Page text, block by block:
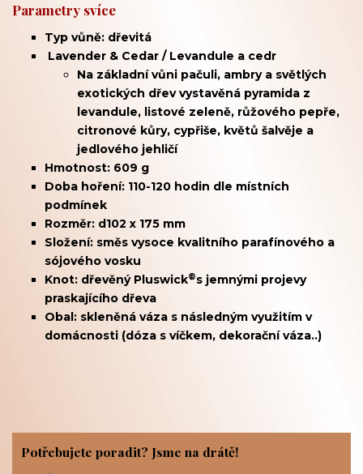
Parametry svíce
Typ vůně: dřevitá
Lavender & Cedar / Levandule a cedr
Na základní vůni pačuli, ambry a světlých
exotických dřev vystavěná pyramida z
levandule, listové zeleně, růžového pepře,
citronové kůry, cypřiše, květů šalvěje a
jedlového jehličí
Hmotnost: 609 g
Doba hoření: 110-120 hodin dle místních
podmínek
Rozměr: d102 x 175 mm
Složení: směs vysoce kvalitního parafínového a
sójového vosku
Knot: dřevěný Pluswick®s jemnými projevy
praskajícího dřeva
Obal: skleněná váza s následným využitím v
domácnosti (dóza s víčkem, dekorační váza..)
Potřebujete poradit? Jsme na drátě!